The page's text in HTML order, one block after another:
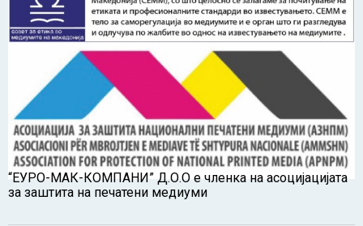
“ЕУРО-МАК-КОМПАНИ” Д.О.О е членка на асоцијацијата
за заштита на печатени медиуми